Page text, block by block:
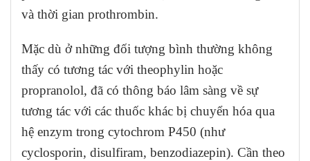
và thời gian prothrombin.
Mặc dù ở những đối tượng bình thường không
thấy có tương tác với theophylin hoặc
propranolol, đã có thông báo lâm sàng về sự
tương tác với các thuốc khác bị chuyển hóa qua
hệ enzym trong cytochrom P450 (như
cyclosporin, disulfiram, benzodiazepin). Cần theo